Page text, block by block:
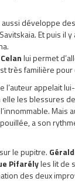
aussi développe
Et puis
lui permet
très familière
l’auteur appelait
les blessures
a son
le pupitre.
Pifarélyles lit de
des deux